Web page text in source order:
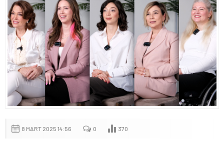
8 MART 2025 14:56 0 370